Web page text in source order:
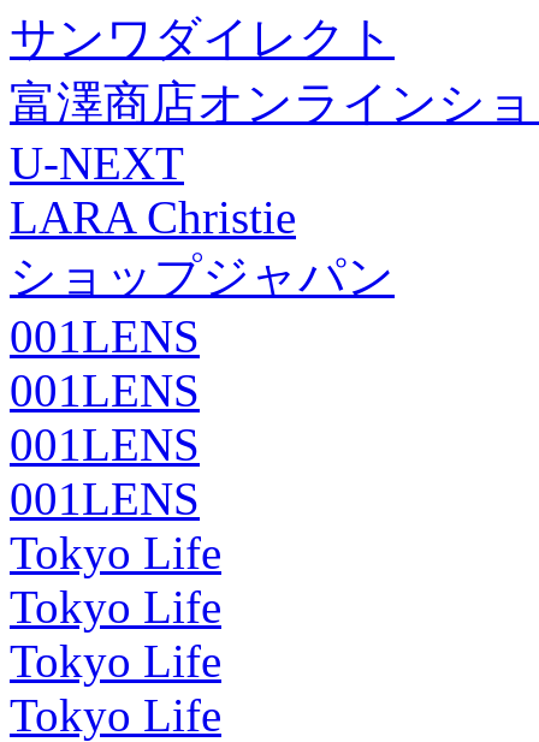
サンワダイレクト
富澤商店オンラインシ
U-NEXT
LARA Christie
ショップジャパン
001LENS
001LENS
001LENS
001LENS
Tokyo Life
Tokyo Life
Tokyo Life
Tokyo Life